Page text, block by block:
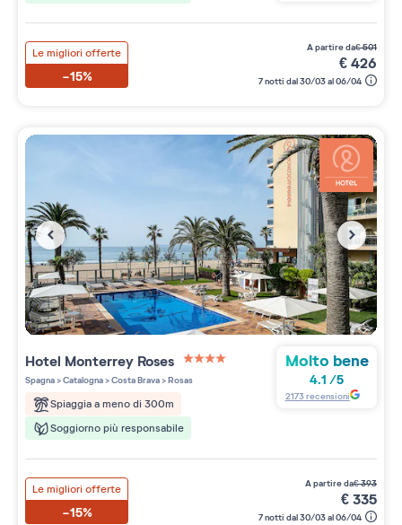
Le migliori offerte
-15%
a partire da€501
€426
7 notti dal 30/03 al 06/04
Hotel Monterrey Roses
4 étoiles sur 5
Spagna>Catalogna>Costa Brava>Rosas
Spiaggia a meno di 300m
Soggiorno più responsabile
Molto bene
4.1 /5
2173recensioni
Le migliori offerte
-15%
a partire da€393
€335
7 notti dal 30/03 al 06/04